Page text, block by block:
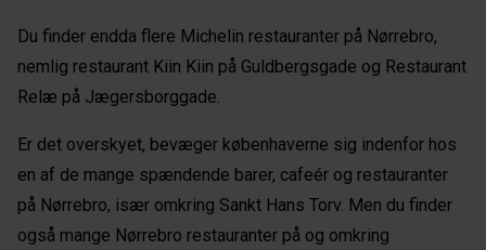
Du finder endda flere Michelin restauranter på Nørrebro,
nemlig restaurant Kiin Kiin på Guldbergsgade og Restaurant
Relæ på Jægersborggade.
Er det overskyet, bevæger københaverne sig indenfor hos
en af de mange spændende barer, cafeér og restauranter
på Nørrebro, især omkring Sankt Hans Torv. Men du finder
også mange Nørrebro restauranter på og omkring